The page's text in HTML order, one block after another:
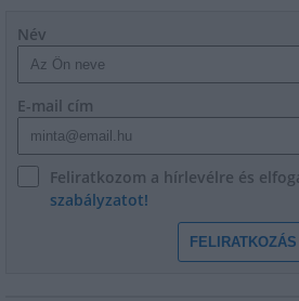
Név
E-mail cím
Feliratkozom a hírlevélre és
szabályzatot!
FELIRATKOZÁS